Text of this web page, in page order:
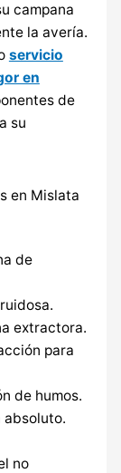
campana
la avería.
servicio
en
de
su
de
extractora.
para
de humos.
absoluto.
no